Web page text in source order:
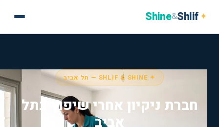
✦
Shlif
&
Shine
✦ SHLIF & SHINE — תל אביב
חברת ניקיון אחרי שיפוץ בתל
אביב